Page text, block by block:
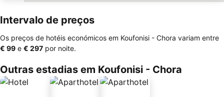
Intervalo de preços
Os preços de hotéis económicos em Koufonisi - Chora variam entre
‎€ 99 e ‎€ 297 por noite.
Outras estadias em Koufonisi - Chora